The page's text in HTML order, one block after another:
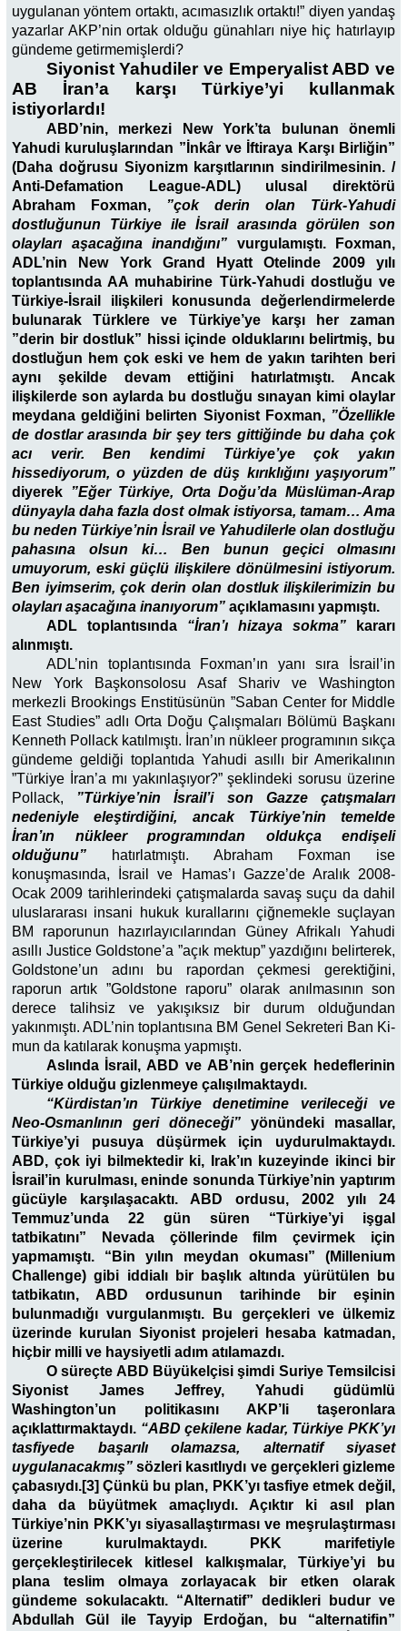
uygulanan yöntem ortaktı, acımasızlık ortaktı!” diyen yandaş
yazarlar AKP’nin ortak olduğu günahları niye hiç hatırlayıp
gündeme getirmemişlerdi?
Siyonist Yahudiler ve Emperyalist ABD ve
AB İran’a karşı Türkiye’yi kullanmak
istiyorlardı!
ABD’nin, merkezi New York’ta bulunan önemli
Yahudi kuruluşlarından ”İnkâr ve İftiraya Karşı Birliğin”
(Daha doğrusu Siyonizm karşıtlarının sindirilmesinin. /
Anti-Defamation League-ADL) ulusal direktörü
Abraham Foxman, ”çok derin olan Türk-Yahudi
dostluğunun Türkiye ile İsrail arasında görülen son
olayları aşacağına inandığını” vurgulamıştı. Foxman,
ADL’nin New York Grand Hyatt Otelinde 2009 yılı
toplantısında AA muhabirine Türk-Yahudi dostluğu ve
Türkiye-İsrail ilişkileri konusunda değerlendirmelerde
bulunarak Türklere ve Türkiye’ye karşı her zaman
”derin bir dostluk” hissi içinde olduklarını belirtmiş, bu
dostluğun hem çok eski ve hem de yakın tarihten beri
aynı şekilde devam ettiğini hatırlatmıştı. Ancak
ilişkilerde son aylarda bu dostluğu sınayan kimi olaylar
meydana geldiğini belirten Siyonist Foxman, ”Özellikle
de dostlar arasında bir şey ters gittiğinde bu daha çok
acı verir. Ben kendimi Türkiye’ye çok yakın
hissediyorum, o yüzden de düş kırıklığını yaşıyorum”
diyerek ”Eğer Türkiye, Orta Doğu’da Müslüman-Arap
dünyayla daha fazla dost olmak istiyorsa, tamam… Ama
bu neden Türkiye’nin İsrail ve Yahudilerle olan dostluğu
pahasına olsun ki… Ben bunun geçici olmasını
umuyorum, eski güçlü ilişkilere dönülmesini istiyorum.
Ben iyimserim, çok derin olan dostluk ilişkilerimizin bu
olayları aşacağına inanıyorum” açıklamasını yapmıştı.
ADL toplantısında “İran’ı hizaya sokma”kararı
alınmıştı.
ADL’nin toplantısında Foxman’ın yanı sıra İsrail’in
New York Başkonsolosu Asaf Shariv ve Washington
merkezli Brookings Enstitüsünün ”Saban Center for Middle
East Studies” adlı Orta Doğu Çalışmaları Bölümü Başkanı
Kenneth Pollack katılmıştı. İran’ın nükleer programının sıkça
gündeme geldiği toplantıda Yahudi asıllı bir Amerikalının
”Türkiye İran’a mı yakınlaşıyor?” şeklindeki sorusu üzerine
Pollack, ”Türkiye’nin İsrail’i son Gazze çatışmaları
nedeniyle eleştirdiğini, ancak Türkiye’nin temelde
İran’ın nükleer programından oldukça endişeli
olduğunu” hatırlatmıştı. Abraham Foxman ise
konuşmasında, İsrail ve Hamas’ı Gazze’de Aralık 2008-
Ocak 2009 tarihlerindeki çatışmalarda savaş suçu da dahil
uluslararası insani hukuk kurallarını çiğnemekle suçlayan
BM raporunun hazırlayıcılarından Güney Afrikalı Yahudi
asıllı Justice Goldstone’a ”açık mektup” yazdığını belirterek,
Goldstone’un adını bu rapordan çekmesi gerektiğini,
raporun artık ”Goldstone raporu” olarak anılmasının son
derece talihsiz ve yakışıksız bir durum olduğundan
yakınmıştı. ADL’nin toplantısına BM Genel Sekreteri Ban Ki-
mun da katılarak konuşma yapmıştı.
Aslında İsrail, ABD ve AB’nin gerçek hedeflerinin
Türkiye olduğu gizlenmeye çalışılmaktaydı.
“Kürdistan’ın Türkiye denetimine verileceği ve
Neo-Osmanlının geri döneceği” yönündeki masallar,
Türkiye’yi pusuya düşürmek için uydurulmaktaydı.
ABD, çok iyi bilmektedir ki, Irak’ın kuzeyinde ikinci bir
İsrail’in kurulması, eninde sonunda Türkiye’nin yaptırım
gücüyle karşılaşacaktı. ABD ordusu, 2002 yılı 24
Temmuz’unda 22 gün süren “Türkiye’yi işgal
tatbikatını” Nevada çöllerinde film çevirmek için
yapmamıştı. “Bin yılın meydan okuması” (Millenium
Challenge) gibi iddialı bir başlık altında yürütülen bu
tatbikatın, ABD ordusunun tarihinde bir eşinin
bulunmadığı vurgulanmıştı. Bu gerçekleri ve ülkemiz
üzerinde kurulan Siyonist projeleri hesaba katmadan,
hiçbir milli ve haysiyetli adım atılamazdı.
O süreçte ABD Büyükelçisi şimdi Suriye Temsilcisi
Siyonist James Jeffrey, Yahudi güdümlü
Washington’un politikasını AKP’li taşeronlara
açıklattırmaktaydı. “ABD çekilene kadar, Türkiye PKK’yı
tasfiyede başarılı olamazsa, alternatif siyaset
uygulanacakmış” sözleri kasıtlıydı ve gerçekleri gizleme
çabasıydı.[3]Çünkü bu plan, PKK’yı tasfiye etmek değil,
daha da büyütmek amaçlıydı. Açıktır ki asıl plan
Türkiye’nin PKK’yı siyasallaştırması ve meşrulaştırması
üzerine kurulmaktaydı. PKK marifetiyle
gerçekleştirilecek kitlesel kalkışmalar, Türkiye’yi bu
plana teslim olmaya zorlayacak bir etken olarak
gündeme sokulacaktı. “Alternatif” dedikleri budur ve
Abdullah Gül ile Tayyip Erdoğan, bu “alternatifin”